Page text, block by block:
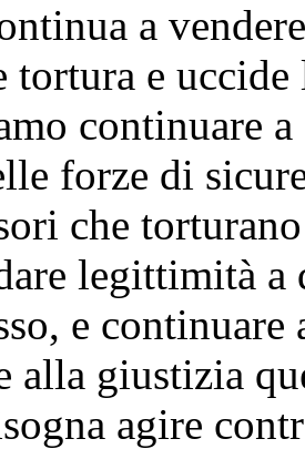
a
tortura e
continuare
forze di
che
legittimità a
e
alla giustizia
agire